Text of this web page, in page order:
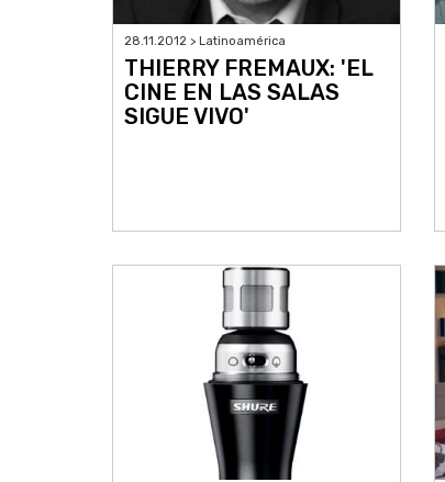
28.11.2012 > Latinoamérica
THIERRY FREMAUX: 'EL
CINE EN LAS SALAS
SIGUE VIVO'